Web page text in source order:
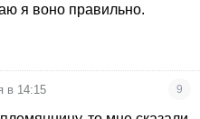
я воно правильно.
в 14:15 9